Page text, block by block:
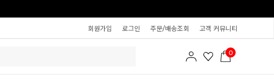
회원가입 로그인 주문/배송조회 고객 커뮤니티
0